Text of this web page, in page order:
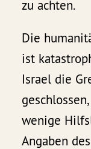
zu achten.
Die
ist
Israel die
wenige
Angaben